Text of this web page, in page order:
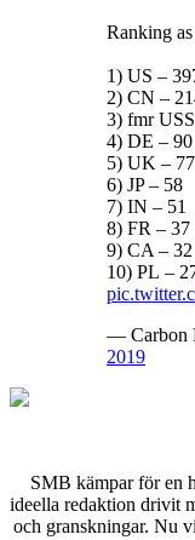
Ranking
1) US –
2) CN –
3) fmr
4) DE – 90
5) UK – 77
6) JP – 58
7) IN – 51
8) FR – 37
9) CA – 32
10) PL –
— Carbon
2019
SMB kämpar för en
ideella redaktion drivit
och granskningar. Nu